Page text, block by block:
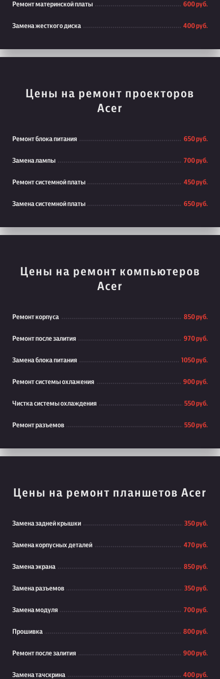
Ремонт материнской платы 600 руб.
Замена жесткого диска 400 руб.
Цены на ремонт проекторов
Acer
Ремонт блока питания 650 руб.
Замена лампы 700 руб.
Ремонт системной платы 450 руб.
Замена системной платы 650 руб.
Цены на ремонт компьютеров
Acer
Ремонт корпуса 850 руб.
Ремонт после залития 970 руб.
Замена блока питания 1050 руб.
Ремонт системы охлажения 900 руб.
Чистка системы охлаждения 550 руб.
Ремонт разъемов 550 руб.
Цены на ремонт планшетов Acer
Замена задней крышки 350 руб.
Замена корпусных деталей 470 руб.
Замена экрана 850 руб.
Замена разъемов 350 руб.
Замена модуля 700 руб.
Прошивка 800 руб.
Ремонт после залития 900 руб.
Замена тачскрина 400 руб.